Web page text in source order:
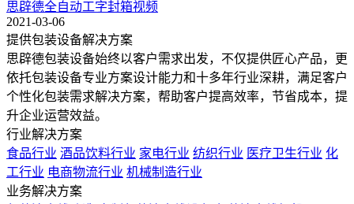
思辟德全自动工字封箱视频
2021-03-06
提供包装设备解决方案
思辟德包装设备始终以客户需求出发，不仅提供匠心产品，更
依托包装设备专业方案设计能力和十多年行业深耕，满足客户
个性化包装需求解决方案，帮助客户提高效率，节省成本，提
升企业运营效益。
行业解决方案
食品行业 酒品饮料行业 家电行业 纺织行业 医疗卫生行业 化
工行业 电商物流行业 机械制造行业
业务解决方案